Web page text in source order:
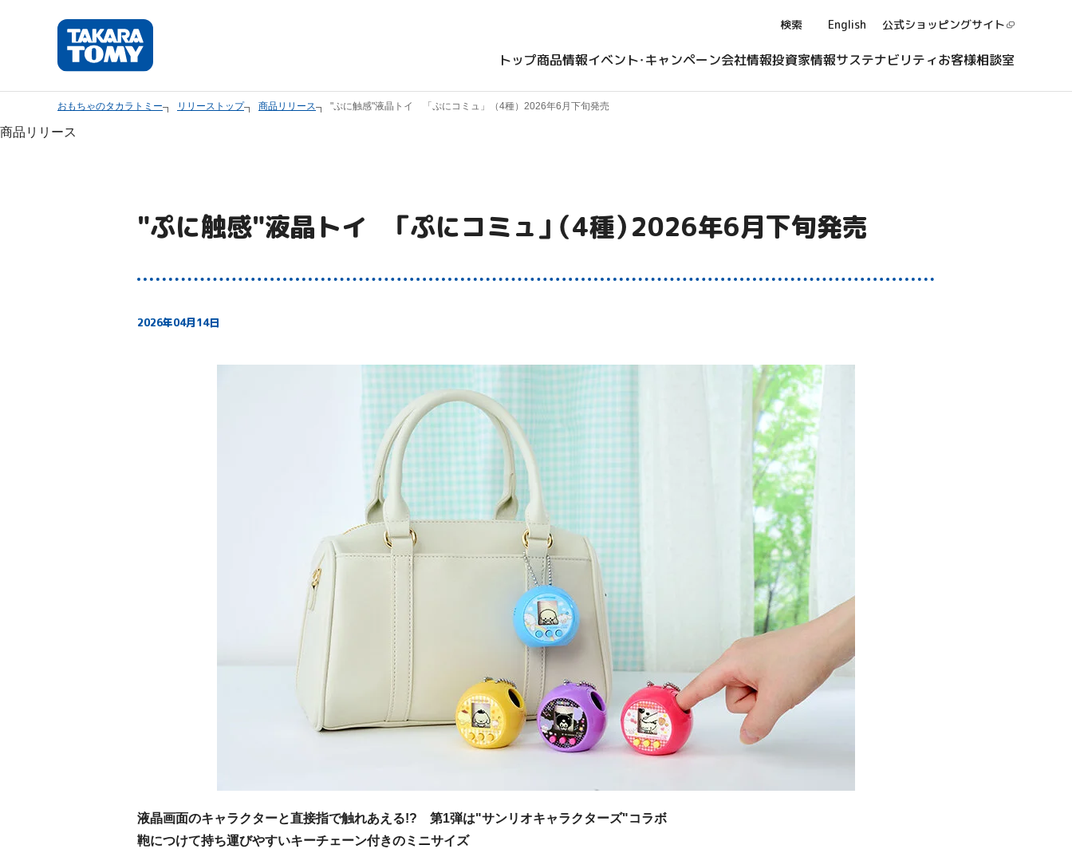
検索 English 公式ショッピングサイト
トップ商品情報イベント・キャンペーン会社情報投資家情報サステナビリティお客様相談室
おもちゃのタカラトミー リリーストップ 商品リリース "ぷに触感"液晶トイ 「ぷにコミュ」（4種）2026年6月下旬発売
商品リリース
"ぷに触感"液晶トイ 「ぷにコミュ」（4種）2026年6月下旬発売
2026年04月14日
液晶画面のキャラクターと直接指で触れあえる!? 第1弾は"サンリオキャラクターズ"コラボ
鞄につけて持ち運びやすいキーチェーン付きのミニサイズ